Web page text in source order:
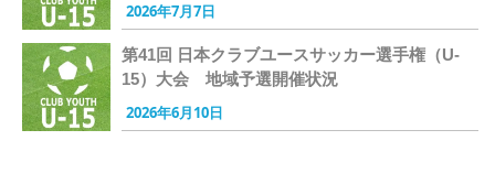
2026年7月7日
第41回 日本クラブユースサッカー選手権（U-
15）大会 地域予選開催状況
2026年6月10日